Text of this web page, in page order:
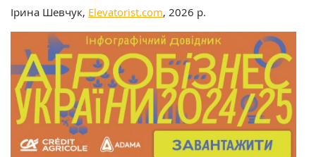
Ірина Шевчук, Elevatorist.com, 2026 р.